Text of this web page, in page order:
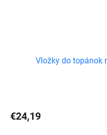
Vložky do topánok
€24,19